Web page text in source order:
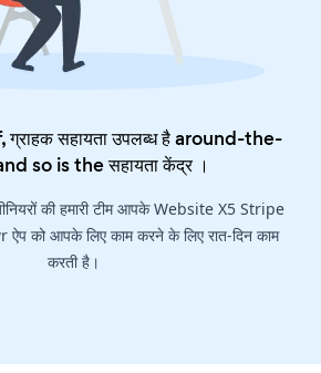
सहायता उपलब्ध है around-the-
so is theसहायता केंद्र।
की हमारी टीम आपके Website X5 Stripe
को आपके लिए काम करने के लिए रात-दिन काम
करती है।